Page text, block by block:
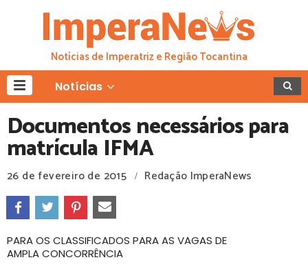
Notícias de Imperatriz e Região Tocantina
Notícias
Documentos necessários para
matrícula IFMA
26 de fevereiro de 2015 / Redação ImperaNews
PARA OS CLASSIFICADOS PARA AS VAGAS DE
AMPLA CONCORRÊNCIA